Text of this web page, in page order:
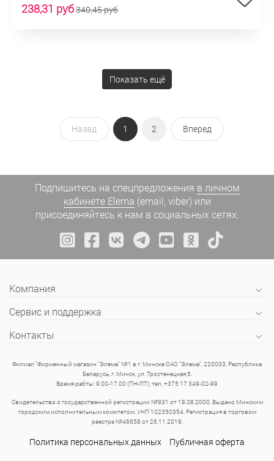
238,31 руб340,45 руб
Показать ещё
Назад 1 2 Вперед
Подпишитесь на спецпредложения в личном
кабинете Elema (email, viber) или
присоединяйтесь к нам в социальных сетях.
Компания
Сервис и поддержка
Контакты
Филиал "Фирменный магазин "Элема" №1 в г. Минске ОАО "Элема", 220033, Республика
Беларусь, г. Минск, ул. Тростенецкая,5.
Время рабты: 9.00-17.00 (ПН-ПТ); тел. +375 17 349-02-99
Свидетельство о государственной регистрации №931 от 18.08.2000. Выдано Минским
городским исполнительным комитетом. УНП 102350354. Регистрация в торговом
реестре №46658 от 26.11.2019.
Политика персональных данных Публичная оферта